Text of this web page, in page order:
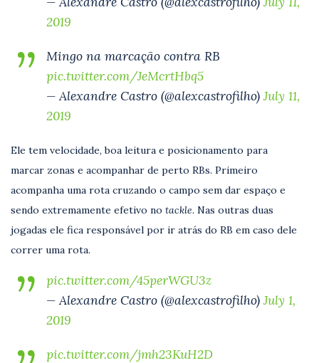
2019
Mingo na marcação contra RB
pic.twitter.com/JeMcrtHbq5
— Alexandre Castro (@alexcastrofilho)July 11,
2019
Ele tem velocidade, boa leitura e posicionamento para
marcar zonas e acompanhar de perto RBs. Primeiro
acompanha uma rota cruzando o campo sem dar espaço e
sendo extremamente efetivo no tackle. Nas outras duas
jogadas ele fica responsável por ir atrás do RB em caso dele
correr uma rota.
pic.twitter.com/45perWGU3z
— Alexandre Castro (@alexcastrofilho)July 1,
2019
pic.twitter.com/jmh23KuH2D